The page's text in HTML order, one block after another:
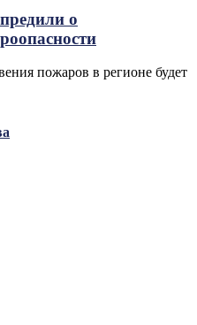
о
пожаров в регионе будет